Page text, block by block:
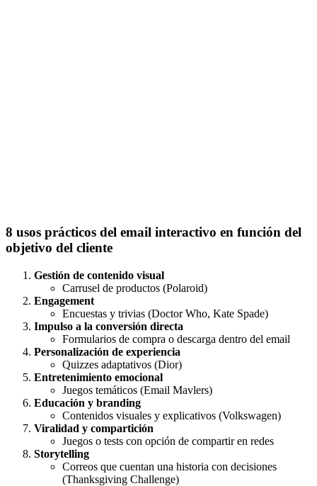
8 usos prácticos del email interactivo en función del
objetivo del cliente
Gestión de contenido visual
Carrusel de productos (Polaroid)
Engagement
Encuestas y trivias (Doctor Who, Kate Spade)
Impulso a la conversión directa
Formularios de compra o descarga dentro del email
Personalización de experiencia
Quizzes adaptativos (Dior)
Entretenimiento emocional
Juegos temáticos (Email Mavlers)
Educación y branding
Contenidos visuales y explicativos (Volkswagen)
Viralidad y compartición
Juegos o tests con opción de compartir en redes
Storytelling
Correos que cuentan una historia con decisiones
(Thanksgiving Challenge)